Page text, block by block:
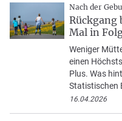
Nach der
Rückgang
Mal in
Weniger
einen
Plus. Was
Statistischen
16.04.2026